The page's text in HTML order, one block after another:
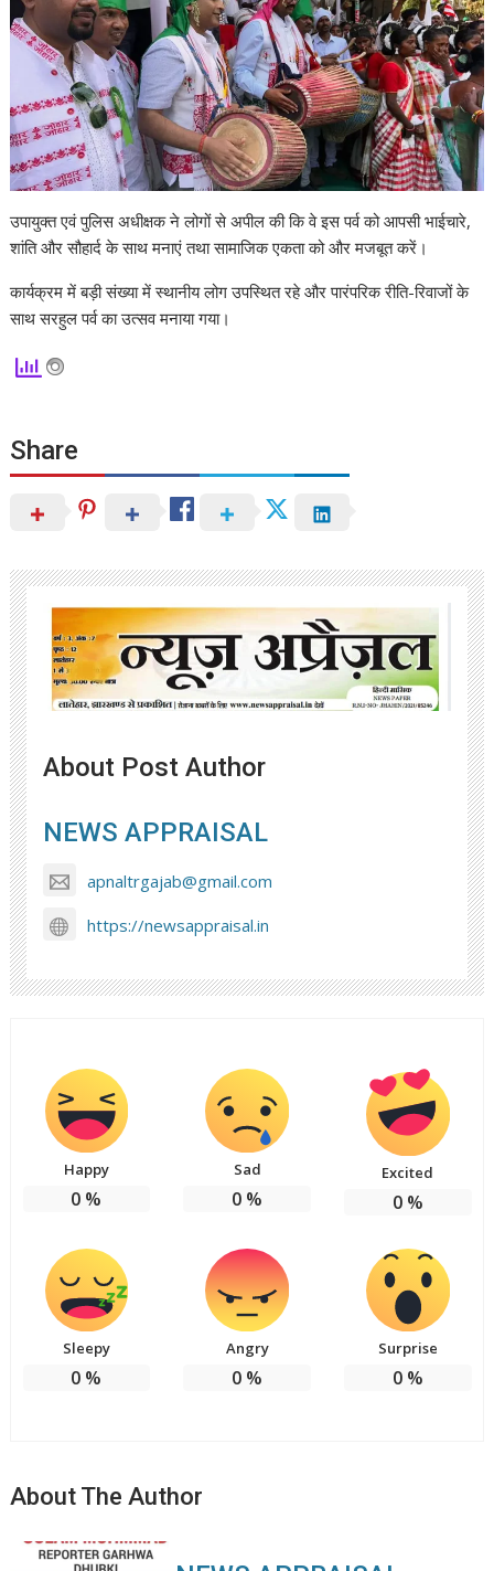
उपायुक्त एवं पुलिस अधीक्षक ने लोगों से अपील की कि वे इस पर्व को आपसी भाईचारे,
शांति और सौहार्द के साथ मनाएं तथा सामाजिक एकता को और मजबूत करें।
कार्यक्रम में बड़ी संख्या में स्थानीय लोग उपस्थित रहे और पारंपरिक रीति-रिवाजों के
साथ सरहुल पर्व का उत्सव मनाया गया।
Share
About Post Author
NEWS APPRAISAL
apnaltrgajab@gmail.com
https://newsappraisal.in
Happy
0 %
Sad
0 %
Excited
0%
Sleepy
0 %
Angry
0 %
Surprise
0%
About The Author